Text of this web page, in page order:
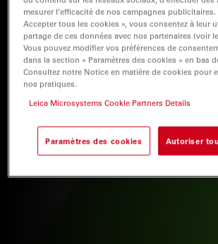
mesurer l’efficacité de nos campagnes
Accepter tous les cookies », vous consentez à leur
partage de ces données avec nos partenaires (voir
Vous pouvez modifier vos préférences de
dans la section « Paramètres des cookies » en bas
Consultez notre Notice en matière de cookies pour
nos pratiques.
Leica Microsystems Cookie Partners Details
Paramètres des cookies Autoriser